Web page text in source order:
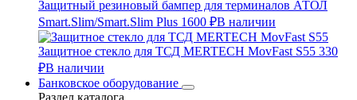
Защитный резиновый бампер для терминалов АТОЛ
Smart.Slim/Smart.Slim Plus 1600 ₽В наличии
Защитное стекло для ТСД MERTECH MovFast S55 330
₽В наличии
Банковское оборудование
Раздел каталога